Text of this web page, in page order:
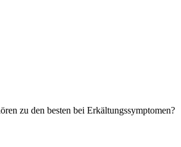
zu den besten bei Erkältungssymptomen?